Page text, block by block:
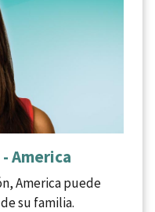
America
America puede
su familia.